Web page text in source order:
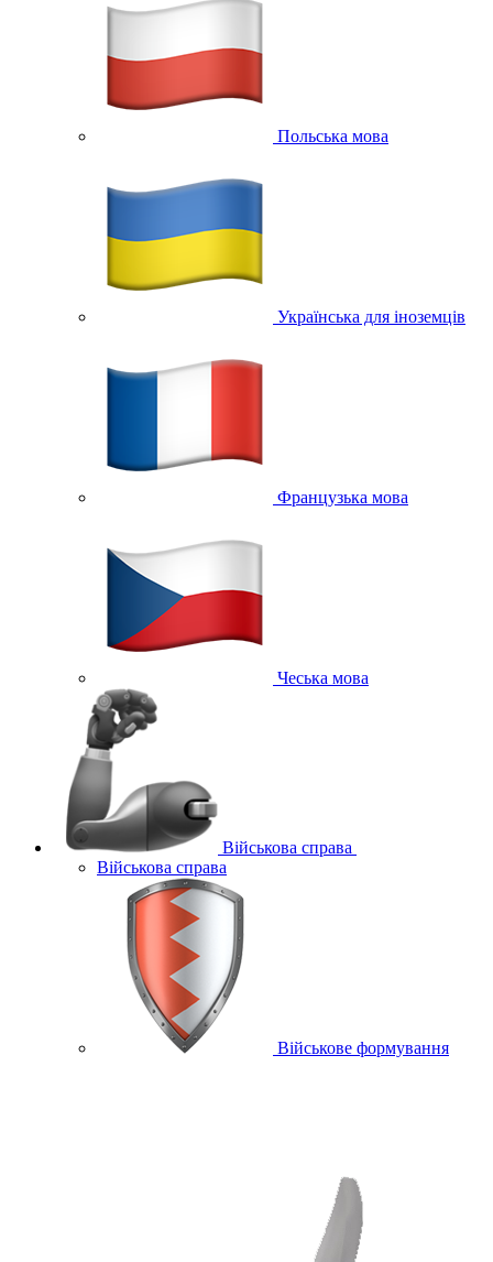
Польська мова
Українська для іноземців
Французька мова
Чеська мова
Військова справа
Військова справа
Військове формування